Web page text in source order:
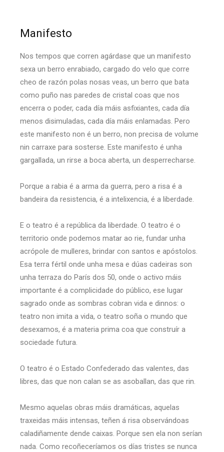
Manifesto
Nos tempos que corren agárdase que un manifesto
sexa un berro enrabiado, cargado do velo que corre
cheo de razón polas nosas veas, un berro que bata
como puño nas paredes de cristal coas que nos
encerra o poder, cada día máis asfixiantes, cada día
menos disimuladas, cada día máis enlamadas. Pero
este manifesto non é un berro, non precisa de volume
nin carraxe para sosterse. Este manifesto é unha
gargallada, un rirse a boca aberta, un desperrecharse.
Porque a rabia é a arma da guerra, pero a risa é a
bandeira da resistencia, é a intelixencia, é a liberdade.
E o teatro é a república da liberdade. O teatro é o
territorio onde podemos matar ao rie, fundar unha
acrópole de mulleres, brindar con santos e apóstolos.
Esa terra fértil onde unha mesa e dúas cadeiras son
unha terraza do París dos 50, onde o activo máis
importante é a complicidade do público, ese lugar
sagrado onde as sombras cobran vida e dinnos: o
teatro non imita a vida, o teatro soña o mundo que
desexamos, é a materia prima coa que construír a
sociedade futura.
O teatro é o Estado Confederado das valentes, das
libres, das que non calan se as asoballan, das que rin.
Mesmo aquelas obras máis dramáticas, aquelas
traxeidas máis intensas, teñen á risa observándoas
caladiñamente dende caixas. Porque sen ela non serían
nada. Como recoñeceríamos os días tristes se nunca